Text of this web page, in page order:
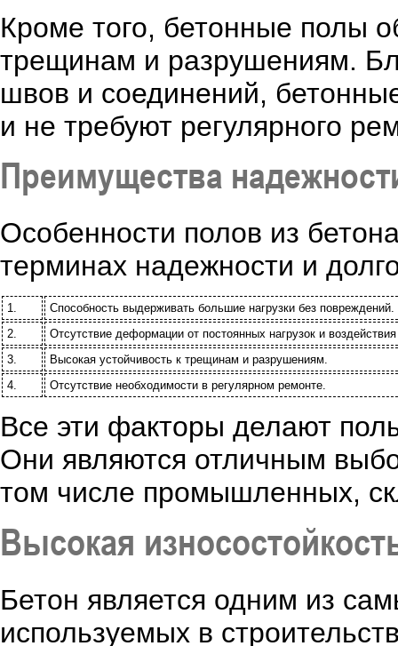
Кроме того, бетонные полы
трещинам и разрушениям.
швов и соединений,
и не требуют регулярного
Преимущества
Особенности полов из
терминах надежности и
1.
Способность выдерживать большие нагрузки без повреждений.
2.
Отсутствие деформации от постоянных нагрузок и
3.
Высокая устойчивость к трещинам и разрушениям.
4.
Отсутствие необходимости в регулярном ремонте.
Все эти факторы делают
Они являются отличным
том числе промышленных,
Высокая
Бетон является одним из
используемых в